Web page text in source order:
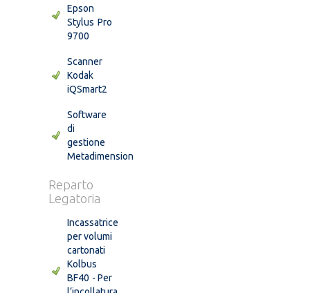
Epson
Stylus Pro
9700
Scanner
Kodak
iQSmart2
Software
di
gestione
Metadimension
Reparto
Legatoria
Incassatrice
per volumi
cartonati
Kolbus
BF40 - Per